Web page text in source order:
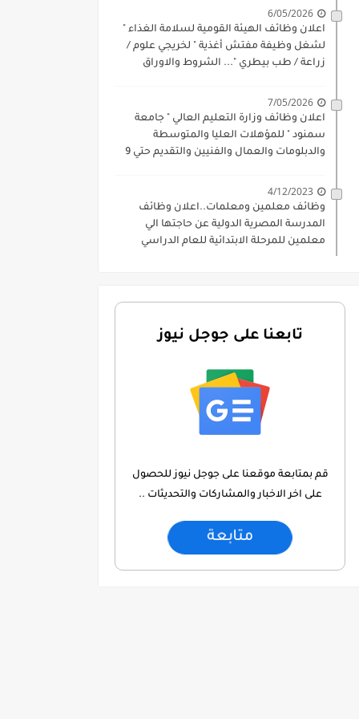
6/05/2026
اعلان وظائف الهيئة القومية لسلامة الغذاء "
لشغل وظيفة مفتش أغذية " لخريجي علوم /
زراعة / طب بيطري "... الشروط والاوراق
7/05/2026
اعلان وظائف وزارة التعليم العالي " جامعة
سمنود " للمؤهلات العليا والمتوسطة
والدبلومات والعمال والفنيين والتقديم حتي 9
4/12/2023
وظائف معلمين ومعلمات..اعلان وظائف
المدرسة المصرية الدولية عن حاجتها الي
معلمين للمرحلة الابتدائية للعام الدراسي
تابعنا على جوجل نيوز
قم بمتابعة موقعنا على جوجل نيوز للحصول
على اخر الاخبار والمشاركات والتحديثات ..
متابعة